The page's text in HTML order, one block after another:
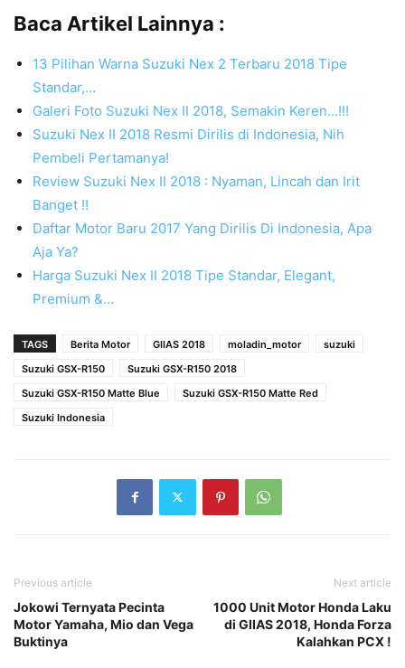
Baca Artikel Lainnya :
13 Pilihan Warna Suzuki Nex 2 Terbaru 2018 Tipe
Standar,…
Galeri Foto Suzuki Nex II 2018, Semakin Keren...!!!
Suzuki Nex II 2018 Resmi Dirilis di Indonesia, Nih
Pembeli Pertamanya!
Review Suzuki Nex II 2018 : Nyaman, Lincah dan Irit
Banget !!
Daftar Motor Baru 2017 Yang Dirilis Di Indonesia, Apa
Aja Ya?
Harga Suzuki Nex II 2018 Tipe Standar, Elegant,
Premium &…
TAGS Berita Motor GIIAS 2018 moladin_motor
suzuki
Suzuki GSX-R150
Suzuki GSX-R150 2018
Suzuki GSX-R150 Matte Blue
Suzuki GSX-R150 Matte Red
Suzuki Indonesia
Previous article
Jokowi Ternyata Pecinta
Motor Yamaha, Mio dan Vega
Buktinya
Next article
1000 Unit Motor Honda Laku
di GIIAS 2018, Honda Forza
Kalahkan PCX !